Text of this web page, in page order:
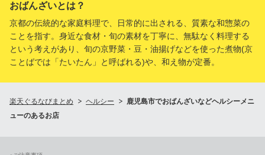
おばんざいとは？
京都の伝統的な家庭料理で、日常的に出される、質素な和惣菜の
ことを指す。身近な食材・旬の素材を丁寧に、無駄なく料理する
という考えがあり、旬の京野菜・豆・油揚げなどを使った煮物(京
ことばでは「たいたん」と呼ばれる)や、和え物が定番。
楽天ぐるなびまとめ ヘルシー
鹿児島市でおばんざいなどヘルシーメニ
ューのあるお店